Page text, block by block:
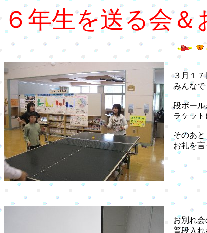
６年生を送る会
３月１７
みんなで
段ボール
ラケット
そのあと
お礼を言
お別れ会
普段入れ